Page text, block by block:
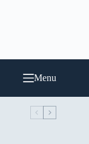
Menu